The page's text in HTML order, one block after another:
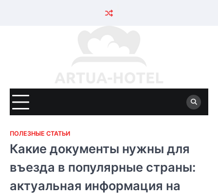
ПОЛЕЗНЫЕ СТАТЬИ
Какие документы нужны для
въезда в популярные страны:
актуальная информация на